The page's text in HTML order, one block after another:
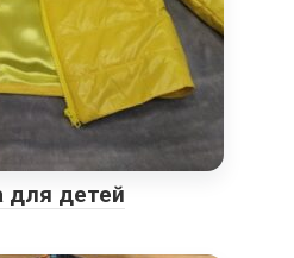
для детей